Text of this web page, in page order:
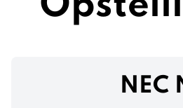
NEC